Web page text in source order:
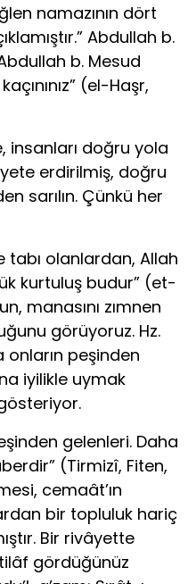
namazının dört
Abdullah b.
b. Mesud
(el-Haşr,
insanları doğru yola
erdirilmiş, doğru
sarılın. Çünkü her
tabı olanlardan, Allah
kurtuluş budur” (et-
manasını zımnen
görüyoruz. Hz.
onların peşinden
iyilikle uymak
gelenleri. Daha
(Tirmizî, Fiten,
cemaât’ın
bir topluluk hariç
Bir rivâyette
gördüğünüz